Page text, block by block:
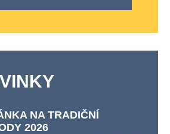
NA TRADIČNÍ
2026